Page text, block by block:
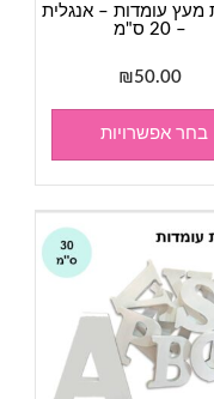
מעץ עומדות – אנגלית
– 20 ס"מ
₪50.00
בחר אפשרויות